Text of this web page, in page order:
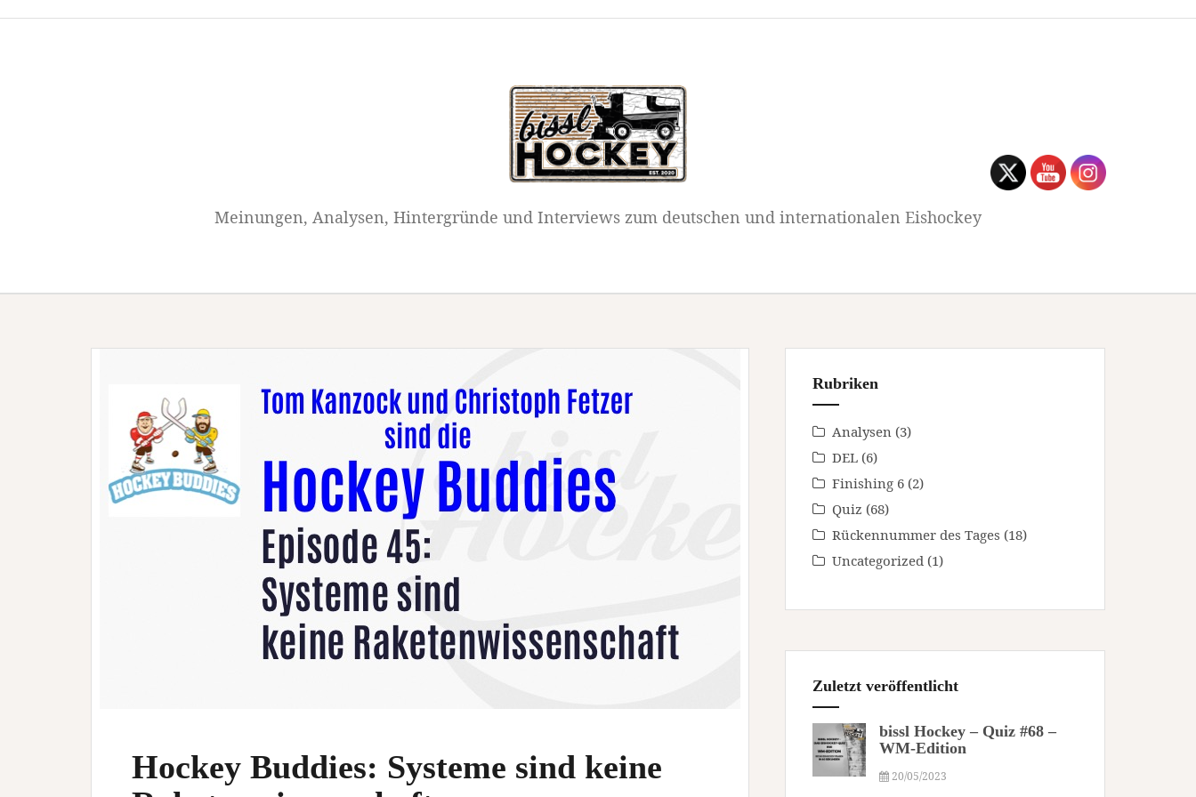
Meinungen, Analysen, Hintergründe und Interviews zum deutschen und internationalen Eishockey
Hockey Buddies: Systeme sind keine
Rubriken
Analysen (3)
DEL (6)
Finishing 6 (2)
Quiz (68)
Rückennummer des Tages (18)
Uncategorized (1)
Zuletzt veröffentlicht
bissl Hockey – Quiz #68 –
WM-Edition
20/05/2023